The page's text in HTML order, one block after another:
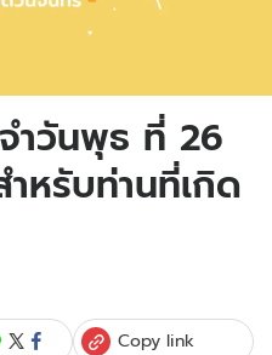
ำวันพุธ ที่ 26
หรับท่านที่เกิด
Copy link